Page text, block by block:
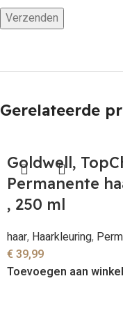
Gerelateerde
Goldwell,
Permanente
, 250 ml
haar, Haarkleuring,
€39,99
Toevoegen aan